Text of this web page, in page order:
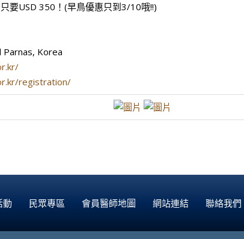
要USD 350！(早鳥優惠只到3/10哦!!)
Parnas, Korea
registration/
動 民眾專區 會員醫師地圖 網站連結 聯絡我們